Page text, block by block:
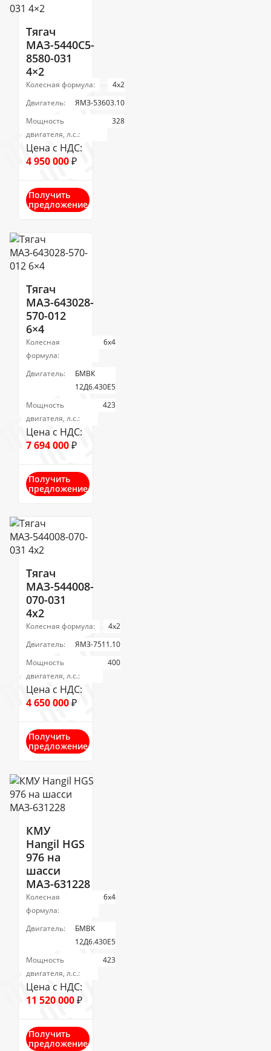
Тягач
МАЗ-5440С5-
8580-031
4×2
Колесная формула:
4х2
Двигатель:
ЯМЗ-53603.10
Мощность
двигателя, л.с.:
328
Цена с НДС:
4 950 000₽
Получить
предложение
Тягач
МАЗ-643028-
570-012
6×4
Колесная
формула:
6х4
Двигатель:
БМВК
12Д6.430Е5
Мощность
двигателя, л.с.:
423
Цена с НДС:
7 694 000₽
Получить
предложение
Тягач
МАЗ-544008-
070-031
4x2
Колесная формула:
4х2
Двигатель:
ЯМЗ-7511.10
Мощность
двигателя, л.с.:
400
Цена с НДС:
4 650 000₽
Получить
предложение
КМУ
Hangil HGS
976 на
шасси
МАЗ-631228
Колесная
формула:
6х4
Двигатель:
БМВК
12Д6.430Е5
Мощность
двигателя, л.с.:
423
Цена с НДС:
11 520 000₽
Получить
предложение